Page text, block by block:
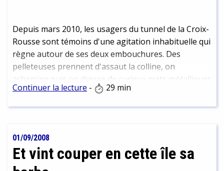
Depuis mars 2010, les usagers du tunnel de la Croix-
Rousse sont témoins d'une agitation inhabituelle qui
règne autour de ses deux embouchures. Des
pelleteuses prennent d'assaut la colline, on
achemine puis on dresse de curieux mats métalliques
dans la roche découverte, et jour après jour se
dessine contre la paroi l'arche circulaire d'un second
premières esquisses d'un des ouvrages les plus
importants du second mandat de l'actuel maire de
Lyon : le percement d'un tunnel d'évacuation au
Continuer la lecture - 29 min
01/09/2008
Et vint couper en cette île sa